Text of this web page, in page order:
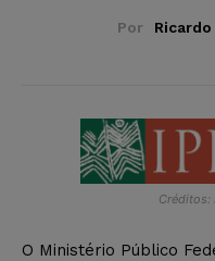
Por
Créditos:
O Ministério Público